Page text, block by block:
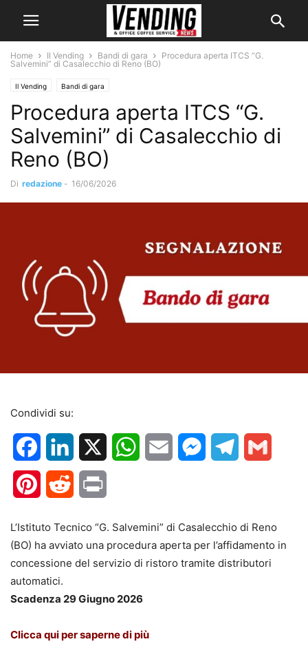
Home Il Vending Bandi di gara
Procedura aperta ITCS “G.
Salvemini” di Casalecchio di Reno (BO)
Il Vending Bandi di gara
Procedura aperta ITCS “G.
Salvemini” di Casalecchio di
Reno (BO)
Di redazione - 16/06/2026
Condividi su:
FacebookLinkedIn WhatsApp
Email MessengerTelegram
PinterestReddit
L’Istituto Tecnico “G. Salvemini” di Casalecchio di Reno
(BO) ha avviato una procedura aperta per l’affidamento in
concessione del servizio di ristoro tramite distributori
automatici.
Scadenza 29 Giugno 2026
Clicca qui per saperne di più